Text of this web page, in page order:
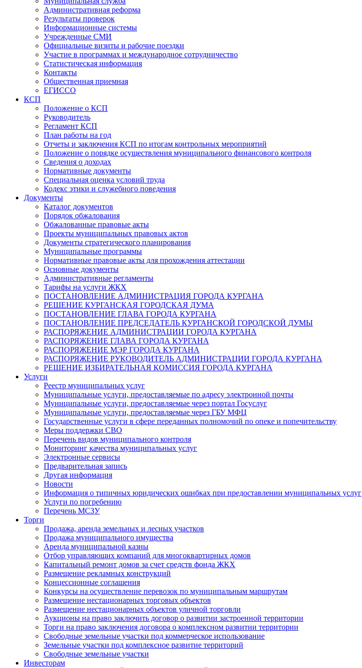
Административная реформа
Результаты проверок
Информационные системы
Учрежденные СМИ
Официальные визиты и рабочие поездки
Участие в программах и международное сотрудничество
Статистическая информация
Контакты
Общественная приемная
ЕГИССО
КСП
Положение о КСП
Руководитель
Регламент КСП
План работы на год
Отчеты и заключения КСП по итогам контрольных мероприятий
Положение о порядке осуществления муниципального финансового контроля
Сведения о доходах
Нормативные документы
Специальная оценка условий труда
Кодекс этики и служебного поведения
Документы
Каталог документов
Порядок обжалования
Обжалованные правовые акты
Проекты муниципальных правовых актов
Документы стратегического планирования
Муниципальные программы
Нормативные правовые акты для прохождения аттестации
Основные документы
Административные регламенты
Тарифы на услуги ЖКХ
ПОСТАНОВЛЕНИЕ АДМИНИСТРАЦИЯ ГОРОДА КУРГАНА
РЕШЕНИЕ КУРГАНСКАЯ ГОРОДСКАЯ ДУМА
ПОСТАНОВЛЕНИЕ ГЛАВА ГОРОДА КУРГАНА
ПОСТАНОВЛЕНИЕ ПРЕДСЕДАТЕЛЬ КУРГАНСКОЙ ГОРОДСКОЙ ДУМЫ
РАСПОРЯЖЕНИЕ АДМИНИСТРАЦИИ ГОРОДА КУРГАНА
РАСПОРЯЖЕНИЕ ГЛАВА ГОРОДА КУРГАНА
РАСПОРЯЖЕНИЕ МЭР ГОРОДА КУРГАНА
РАСПОРЯЖЕНИЕ РУКОВОДИТЕЛЬ АДМИНИСТРАЦИИ ГОРОДА КУРГАНА
РЕШЕНИЕ ИЗБИРАТЕЛЬНАЯ КОМИССИЯ ГОРОДА КУРГАНА
Услуги
Реестр муниципальных услуг
Муниципальные услуги, предоставляемые по адресу электронной почты
Муниципальные услуги, предоставляемые через портал Госуслуг
Муниципальные услуги, предоставляемые через ГБУ МФЦ
Государственные услуги в сфере переданных полномочий по опеке и попечительству
Меры поддержки СВО
Перечень видов муниципального контроля
Мониторинг качества муниципальных услуг
Электронные сервисы
Предварительная запись
Другая информация
Новости
Информация о типичных юридических ошибках при предоставлении муниципальных услуг
Услуги по погребению
Перечень МСЗУ
Торги
Продажа, аренда земельных и лесных участков
Продажа муниципального имущества
Аренда муниципальной казны
Отбор управляющих компаний для многоквартирных домов
Капитальный ремонт домов за счет средств фонда ЖКХ
Размещение рекламных конструкций
Концессионные соглашения
Конкурсы на осуществление перевозок по муниципальным маршрутам
Размещение нестационарных торговых объектов
Размещение нестационарных объектов уличной торговли
Аукционы на право заключить договор о развитии застроенной территории
Торги на право заключения договора о комплексном развитии территории
Свободные земельные участки под коммерческое использование
Земельные участки под комплексное развитие территорий
Свободные земельные участки
Инвесторам